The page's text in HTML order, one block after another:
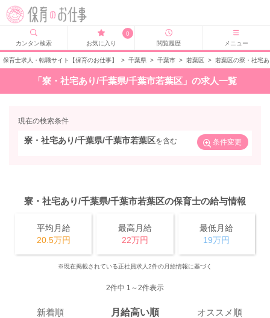
カンタン検索
0
お気に入り
閲覧履歴 メニュー
保育士求人・転職サイト【保育のお仕事】 > 千葉県 > 千葉市 > 若葉区 > 若葉区の寮・社宅
「寮・社宅あり/千葉県/千葉市若葉区」の求人一覧
現在の検索条件
寮・社宅あり/千葉県/千葉市若葉区を含む 条件変更
寮・社宅あり/千葉県/千葉市若葉区の保育士の給与情報
平均月給
20.5万円
最高月給
22万円
最低月給
19万円
※現在掲載されている正社員求人2件の月給情報に基づく
2件中 1～2件表示
新着順 月給高い順 オススメ順